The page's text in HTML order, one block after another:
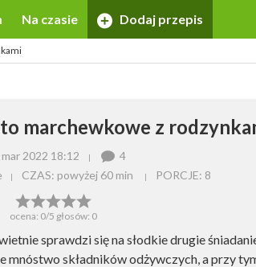
Na czasie Dodaj przepis
marchewkowe z
mar 2022 18:12
4
CZAS: powyżej 60 min PORCJE: 8
ocena: 0/5 głosów: 0
sprawdzi się na słodkie drugie
mnóstwo składników odżywczych, a przy